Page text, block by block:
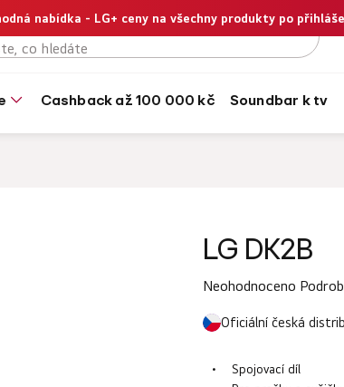
nabídka - LG+ ceny na všechny produkty po
cashback až 100 000 kč soundbar k tv
LG DK2B
Průměrné
produktu
Neohodnoceno
Oficiální česká
Spojovací díl